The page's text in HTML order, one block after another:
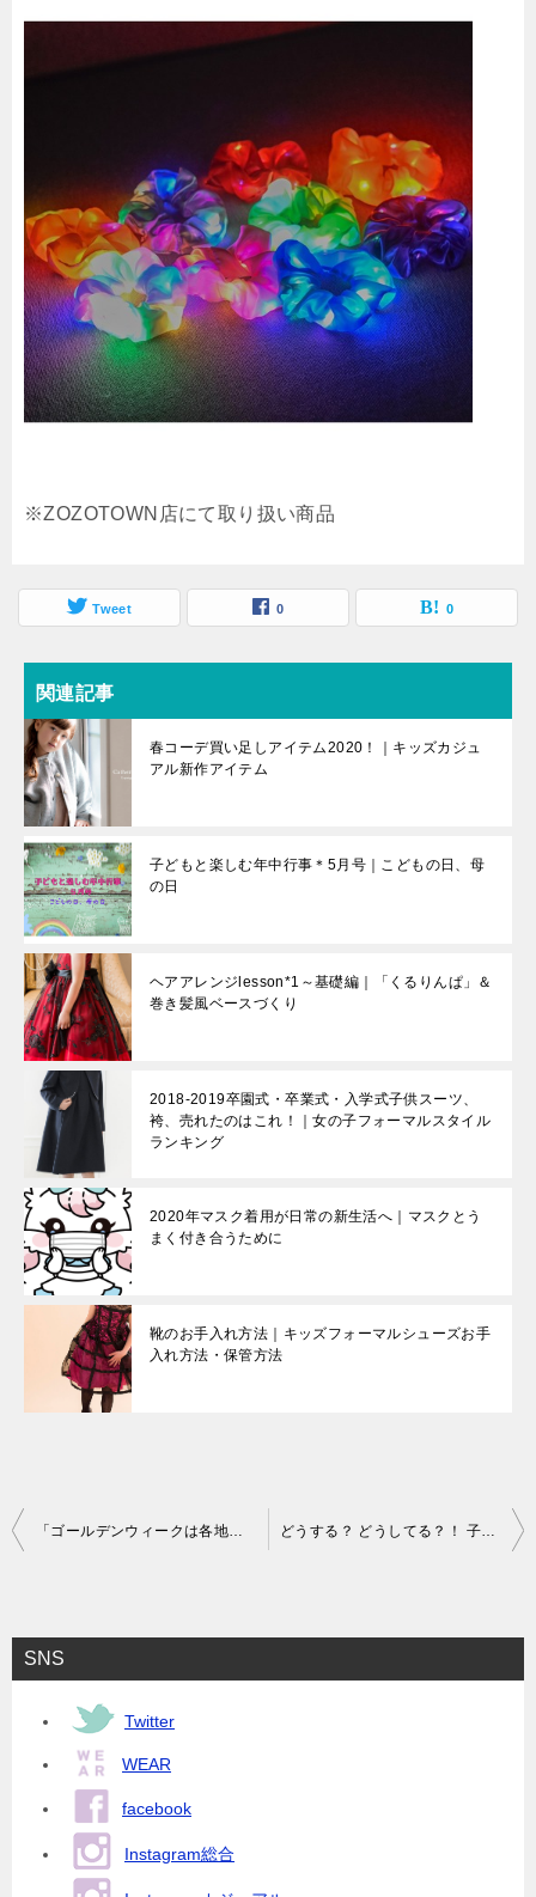
※ZOZOTOWN店にて取り扱い商品
Tweet 0 0
関連記事
春コーデ買い足しアイテム2020！｜キッズカジュ
アル新作アイテム
子どもと楽しむ年中行事＊5月号｜こどもの日、母
の日
ヘアアレンジlesson*1～基礎編｜「くるりんぱ」＆
巻き髪風ベースづくり
2018-2019卒園式・卒業式・入学式子供スーツ、
袴、売れたのはこれ！｜女の子フォーマルスタイル
ランキング
2020年マスク着用が日常の新生活へ｜マスクとう
まく付き合うために
靴のお手入れ方法｜キッズフォーマルシューズお手
入れ方法・保管方法
投
ビ
ゲ
SNS
Twitter
WEAR
facebook
Instagram総合